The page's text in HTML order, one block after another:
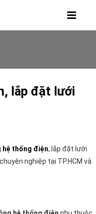
lắp đặt lưới
hệ thống điện, lắp đặt lưới
nghiệp tại TP.HCM và